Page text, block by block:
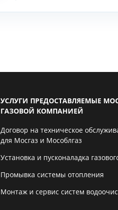
УСЛУГИ ПРЕДОСТАВЛЯЕМЫЕ
ГАЗОВОЙ КОМПАНИЕЙ
Договор на техническое
для Мосгаз и Мособлгаз
Установка и пусконаладка
Промывка системы отопления
Монтаж и сервис систем